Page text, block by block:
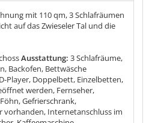
mit 110 qm, 3 Schlafräumen
auf das Zwieseler Tal und die
Ausstattung: 3 Schlafräume,
Backofen, Bettwäsche
Player, Doppelbett, Einzelbetten,
werden, Fernseher,
Gefrierschrank,
vorhanden, Internetanschluss im